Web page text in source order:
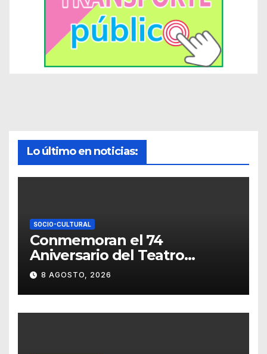
Lo último en noticias:
SOCIO-CULTURAL
Conmemoran el 74
Aniversario del Teatro
Universitario con una
representación del
“Retablillo jovial”
8 AGOSTO, 2026